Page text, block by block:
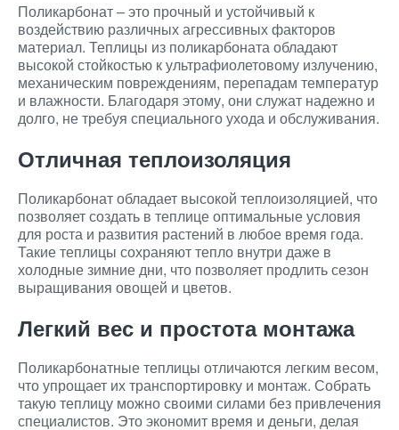
Поликарбонат – это прочный и устойчивый к
воздействию различных агрессивных факторов
материал. Теплицы из поликарбоната обладают
высокой стойкостью к ультрафиолетовому излучению,
механическим повреждениям, перепадам температур
и влажности. Благодаря этому, они служат надежно и
долго, не требуя специального ухода и обслуживания.
Отличная теплоизоляция
Поликарбонат обладает высокой теплоизоляцией, что
позволяет создать в теплице оптимальные условия
для роста и развития растений в любое время года.
Такие теплицы сохраняют тепло внутри даже в
холодные зимние дни, что позволяет продлить сезон
выращивания овощей и цветов.
Легкий вес и простота монтажа
Поликарбонатные теплицы отличаются легким весом,
что упрощает их транспортировку и монтаж. Собрать
такую теплицу можно своими силами без привлечения
специалистов. Это экономит время и деньги, делая